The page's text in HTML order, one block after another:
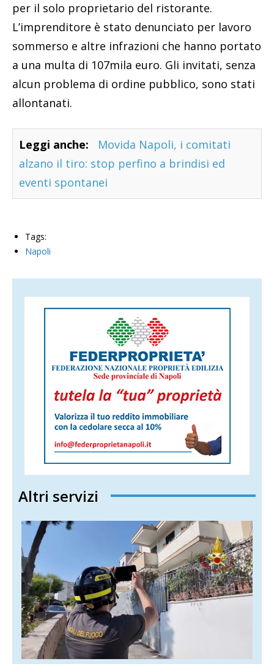
per il solo proprietario del ristorante.
L’imprenditore è stato denunciato per lavoro
sommerso e altre infrazioni che hanno portato
a una multa di 107mila euro. Gli invitati, senza
alcun problema di ordine pubblico, sono stati
allontanati.
Leggi anche:
Movida Napoli, i comitati
alzano il tiro: stop perfino a brindisi ed
eventi spontanei
Tags:
Napoli
Altri servizi